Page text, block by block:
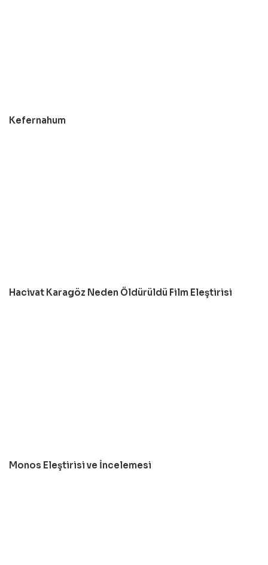
Kefernahum
Hacivat Karagöz Neden Öldürüldü Film Eleştirisi
Monos Eleştirisi ve İncelemesi